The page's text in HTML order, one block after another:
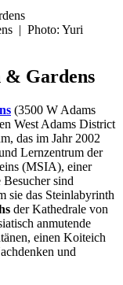
| Photo: Yuri
& Gardens
(3500 W Adams
West Adams District
das im Jahr 2002
Lernzentrum der
(MSIA), einer
sind
sie das Steinlabyrinth
der Kathedrale von
anmutende
einen Koiteich
und